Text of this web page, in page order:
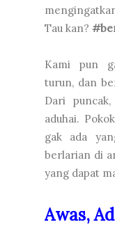
Tau kan?
Kami pun
turun, dan
Dari
aduhai.
gak ada
berlarian di
yang dapat
Awas,